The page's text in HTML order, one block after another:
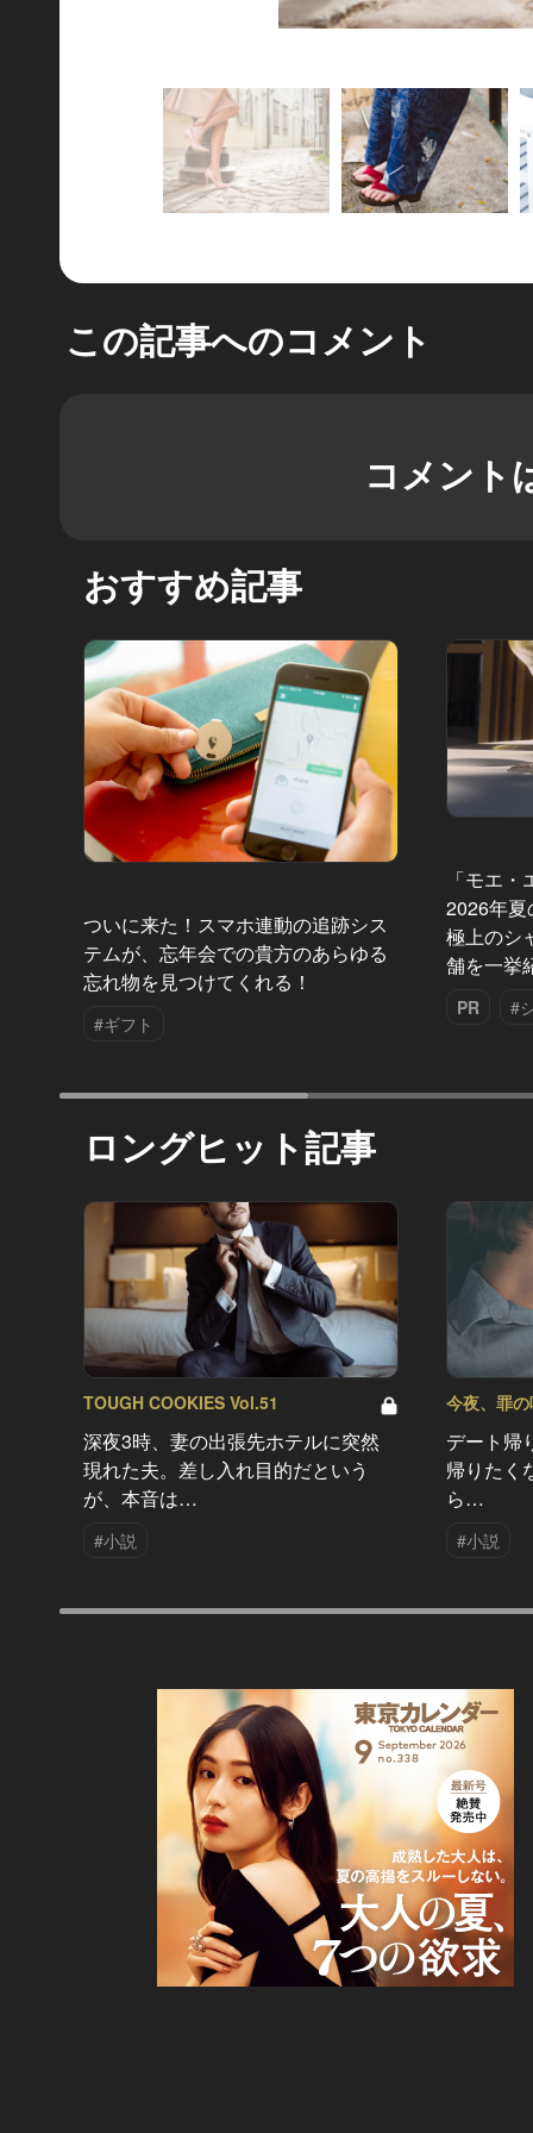
この記事へのコメント
コメント
おすすめ記事
ついに来た！スマホ連動の追跡シス
テムが、忘年会での貴方のあらゆる
忘れ物を見つけてくれる！
#ギフト
「モエ
2026年夏
極上のシ
舗を一挙
PR #
ロングヒット記事
TOUGH COOKIES Vol.51
深夜3時、妻の出張先ホテルに突然
現れた夫。差し入れ目的だという
が、本音は…
#小説
今夜、罪
デート帰
帰りたく
ら…
#小説